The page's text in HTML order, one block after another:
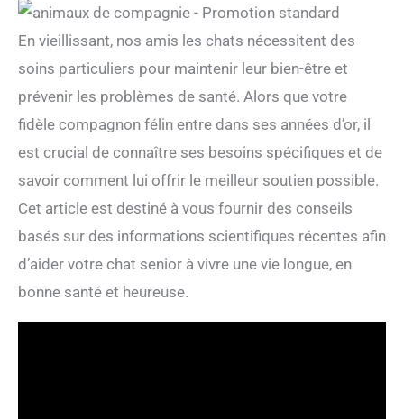
En vieillissant, nos amis les chats nécessitent des
soins particuliers pour maintenir leur bien-être et
prévenir les problèmes de santé. Alors que votre
fidèle compagnon félin entre dans ses années d’or, il
est crucial de connaître ses besoins spécifiques et de
savoir comment lui offrir le meilleur soutien possible.
Cet article est destiné à vous fournir des conseils
basés sur des informations scientifiques récentes afin
d’aider votre chat senior à vivre une vie longue, en
bonne santé et heureuse.